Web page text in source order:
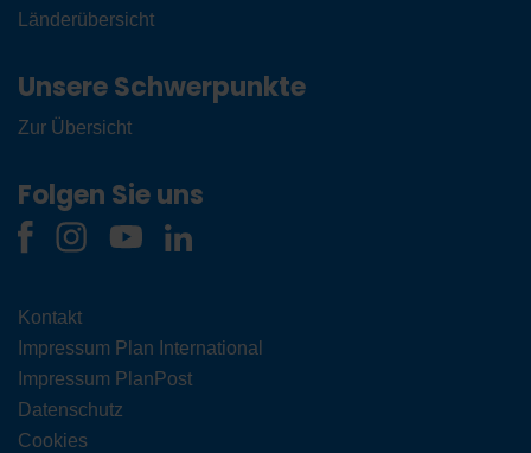
Länderübersicht
Unsere Schwerpunkte
Zur Übersicht
Folgen Sie uns
Kontakt
Impressum Plan International
Impressum PlanPost
Datenschutz
Cookies